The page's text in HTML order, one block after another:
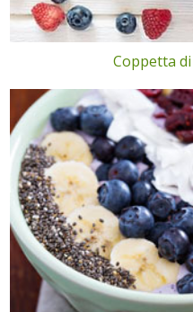
Coppetta